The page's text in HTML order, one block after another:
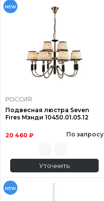
NEW
РОССИЯ
Подвесная люстра Seven
Fires Мэнди 10450.01.05.12
20 460 ₽ По запросу
Уточнить
NEW